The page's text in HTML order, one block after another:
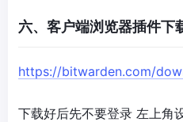
六、客户端浏览器插件下
https://bitwarden.com/
下载好后先不要登录 左上角